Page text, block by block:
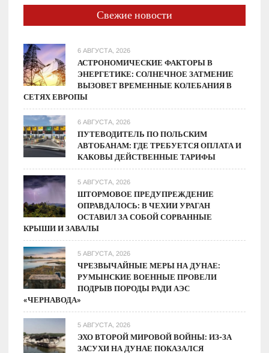
основателя
TRON
космосе?
Свежие новости
6 АВГУСТА, 2026
АСТРОНОМИЧЕСКИЕ ФАКТОРЫ В
ЭНЕРГЕТИКЕ: СОЛНЕЧНОЕ ЗАТМЕНИЕ
ВЫЗОВЕТ ВРЕМЕННЫЕ КОЛЕБАНИЯ В
СЕТЯХ ЕВРОПЫ
6 АВГУСТА, 2026
ПУТЕВОДИТЕЛЬ ПО ПОЛЬСКИМ
АВТОБАНАМ: ГДЕ ТРЕБУЕТСЯ ОПЛАТА И
КАКОВЫ ДЕЙСТВЕННЫЕ ТАРИФЫ
5 АВГУСТА, 2026
ШТОРМОВОЕ ПРЕДУПРЕЖДЕНИЕ
ОПРАВДАЛОСЬ: В ЧЕХИИ УРАГАН
ОСТАВИЛ ЗА СОБОЙ СОРВАННЫЕ
КРЫШИ И ЗАВАЛЫ
5 АВГУСТА, 2026
ЧРЕЗВЫЧАЙНЫЕ МЕРЫ НА ДУНАЕ:
РУМЫНСКИЕ ВОЕННЫЕ ПРОВЕЛИ
ПОДРЫВ ПОРОДЫ РАДИ АЭС
«ЧЕРНАВОДА»
5 АВГУСТА, 2026
ЭХО ВТОРОЙ МИРОВОЙ ВОЙНЫ: ИЗ-ЗА
ЗАСУХИ НА ДУНАЕ ПОКАЗАЛСЯ